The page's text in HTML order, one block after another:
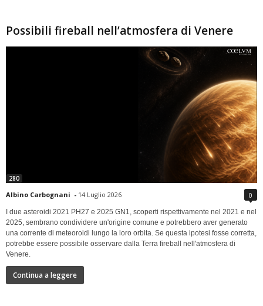
Possibili fireball nell’atmosfera di Venere
280
Albino Carbognani - 14 Luglio 2026 0
I due asteroidi 2021 PH27 e 2025 GN1, scoperti rispettivamente nel 2021 e nel
2025, sembrano condividere un'origine comune e potrebbero aver generato
una corrente di meteoroidi lungo la loro orbita. Se questa ipotesi fosse corretta,
potrebbe essere possibile osservare dalla Terra fireball nell'atmosfera di
Venere.
Continua a leggere